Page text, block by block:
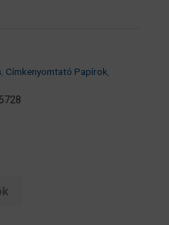
, Címkenyomtató Papírok,